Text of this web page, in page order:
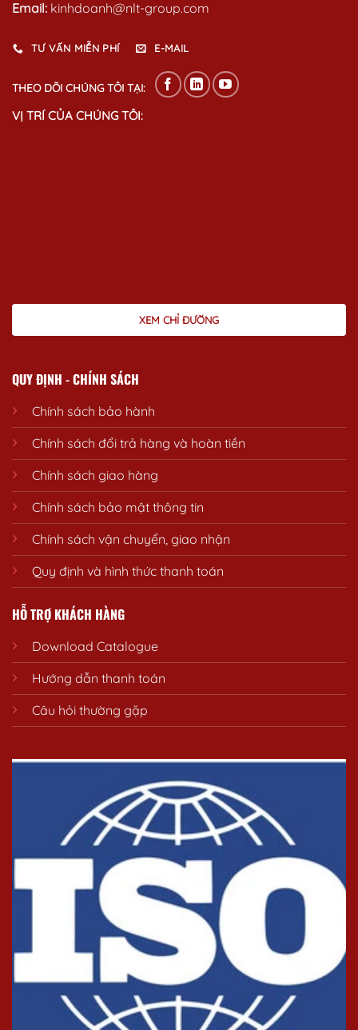
Email: kinhdoanh@nlt-group.com
TƯ VẤN MIỄN PHÍ E-MAIL
THEO DÕI CHÚNG TÔI TẠI:
VỊ TRÍ CỦA CHÚNG TÔI:
XEM CHỈ ĐƯỜNG
QUY ĐỊNH - CHÍNH SÁCH
Chính sách bảo hành
Chính sách đổi trả hàng và hoàn tiền
Chính sách giao hàng
Chính sách bảo mật thông tin
Chính sách vận chuyển, giao nhận
Quy định và hình thức thanh toán
HỖ TRỢ KHÁCH HÀNG
Download Catalogue
Hướng dẫn thanh toán
Câu hỏi thường gặp